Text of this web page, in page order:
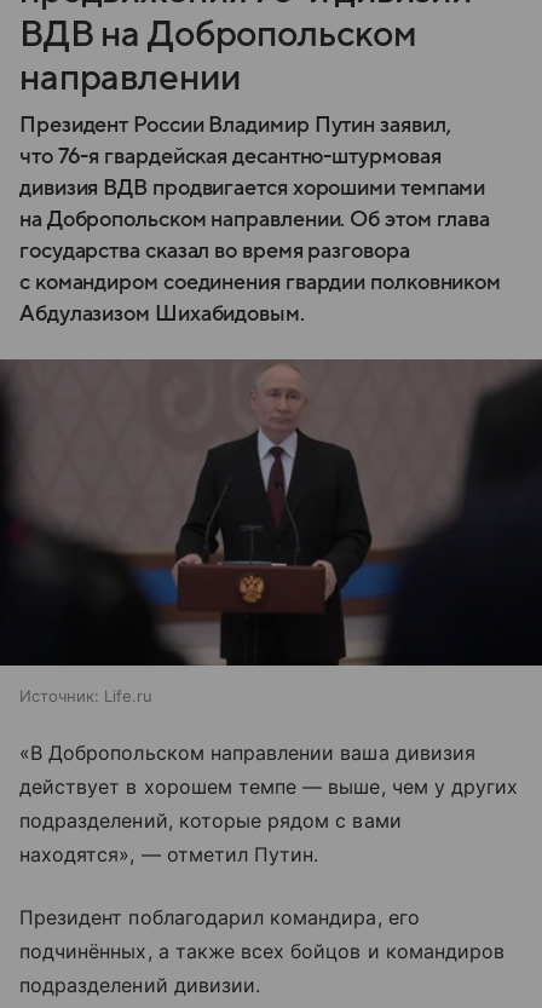
ВДВ на Добропольском
направлении
Президент России Владимир Путин заявил,
что 76-я гвардейская десантно-штурмовая
дивизия ВДВ продвигается хорошими темпами
на Добропольском направлении. Об этом глава
государства сказал во время разговора
с командиром соединения гвардии полковником
Абдулазизом Шихабидовым.
Источник: Life.ru
«В Добропольском направлении ваша дивизия
действует в хорошем темпе — выше, чем у других
подразделений, которые рядом с вами
находятся», — отметил Путин.
Президент поблагодарил командира, его
подчинённых, а также всех бойцов и командиров
подразделений дивизии.